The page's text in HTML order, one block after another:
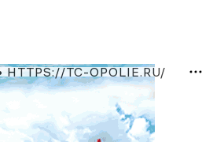
TC-OPOLIE.RU/